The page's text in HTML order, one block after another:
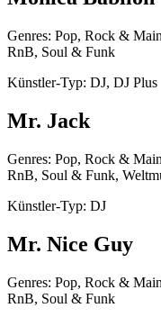
Genres: Pop, Rock &
RnB, Soul & Funk
Künstler-Typ: DJ, DJ Plus
Mr. Jack
Genres: Pop, Rock &
RnB, Soul & Funk,
Künstler-Typ: DJ
Mr. Nice Guy
Genres: Pop, Rock &
RnB, Soul & Funk